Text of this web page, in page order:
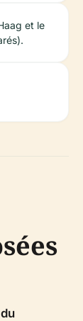
et le